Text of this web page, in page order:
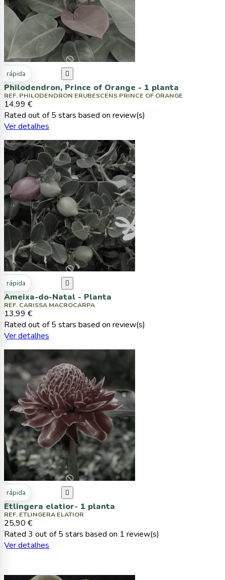
rápida 
Philodendron, Prince of Orange - 1 planta
REF. PHILODENDRON ERUBESCENS PRINCE OF ORANGE
14,99 €
Rated out of 5 stars based on review(s)
Ver detalhes
rápida 
Ameixa-do-Natal - Planta
REF. CARISSA MACROCARPA
13,99 €
Rated out of 5 stars based on review(s)
Ver detalhes
rápida 
Etlingera elatior- 1 planta
REF. ETLINGERA ELATIOR
25,90 €
Rated 3 out of 5 stars based on 1 review(s)
Ver detalhes